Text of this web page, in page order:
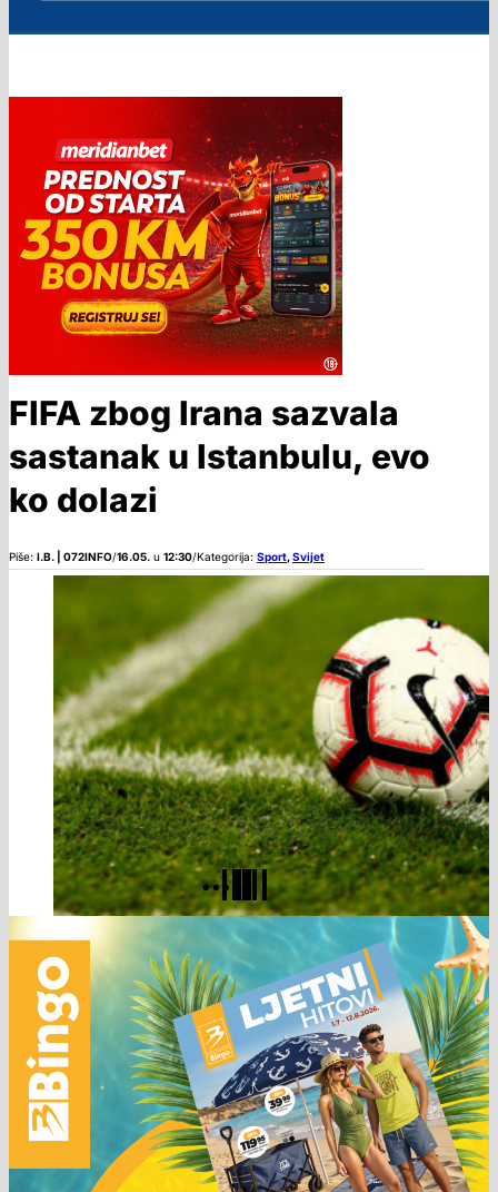
FIFA zbog Irana sazvala
sastanak u Istanbulu, evo
ko dolazi
Piše: I.B. | 072INFO/16.05. u 12:30/Kategorija: Sport,Svijet